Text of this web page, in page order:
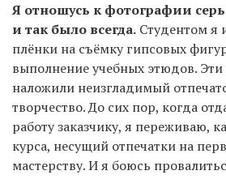
Я отношусь к фотографии
и так было всегда. Студентом я
плёнки на съёмку гипсовых
выполнение учебных этюдов.
наложили неизгладимый
творчество. До сих пор, когда
работу заказчику, я переживаю,
курса, несущий отпечатки на
мастерству. И я боюсь